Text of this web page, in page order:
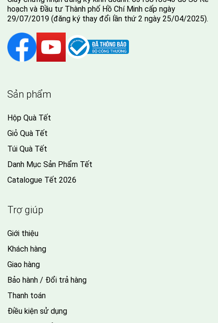
hoạch và Đầu tư Thành phố Hồ Chí Minh cấp ngày
29/07/2019 (đăng ký thay đổi lần thứ 2 ngày 25/04/2025).
Sản phẩm
Hộp Quà Tết
Giỏ Quà Tết
Túi Quà Tết
Danh Mục Sản Phẩm Tết
Catalogue Tết 2026
Trợ giúp
Giới thiệu
Khách hàng
Giao hàng
Bảo hành / Đổi trả hàng
Thanh toán
Điều kiện sử dụng